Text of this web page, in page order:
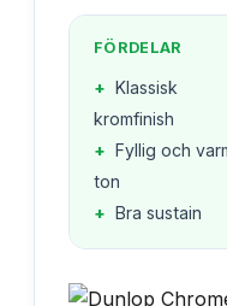
FÖRDELAR
+ Klassisk
kromfinish
+ Fyllig och
ton
+ Bra sustain